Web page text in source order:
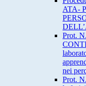
ATA-
Prot.
nei
Prot.